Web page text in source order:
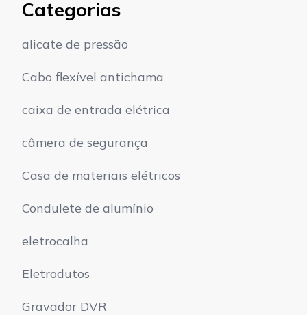
Categorias
alicate de pressão
Cabo flexível antichama
caixa de entrada elétrica
câmera de segurança
Casa de materiais elétricos
Condulete de alumínio
eletrocalha
Eletrodutos
Gravador DVR